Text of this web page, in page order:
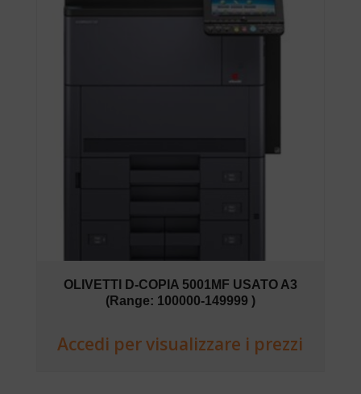
OLIVETTI D-COPIA 5001MF USATO A3
(Range: 100000-149999 )
Accedi per visualizzare i prezzi